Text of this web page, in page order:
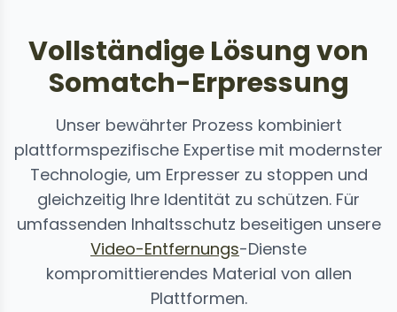
Vollständige Lösung von
Somatch-Erpressung
Unser bewährter Prozess kombiniert
plattformspezifische Expertise mit modernster
Technologie, um Erpresser zu stoppen und
gleichzeitig Ihre Identität zu schützen. Für
umfassenden Inhaltsschutz beseitigen unsere
Video-Entfernungs-Dienste
kompromittierendes Material von allen
Plattformen.